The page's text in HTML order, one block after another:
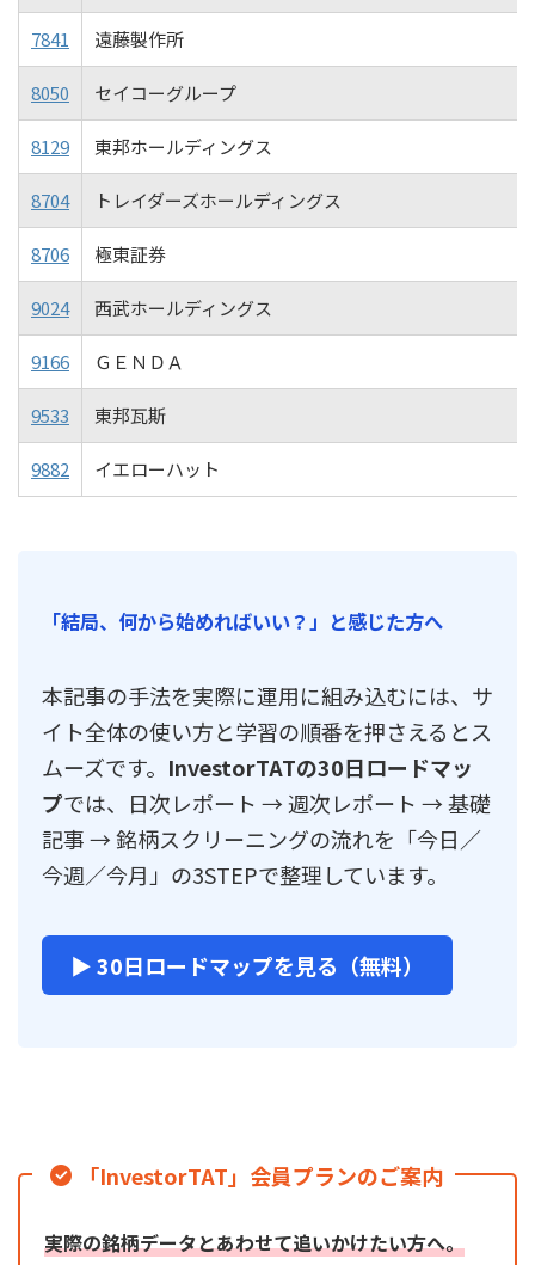
7841 遠藤製作所
8050 セイコーグループ
8129 東邦ホールディングス
8704 トレイダーズホールディングス
8706 極東証券
9024 西武ホールディングス
9166 ＧＥＮＤＡ
9533 東邦瓦斯
9882 イエローハット
「結局、何から始めればいい？」と感じた方へ
本記事の手法を実際に運用に組み込むには、サ
イト全体の使い方と学習の順番を押さえるとス
ムーズです。 InvestorTATの30日ロードマッ
プでは、日次レポート → 週次レポート → 基礎
記事 → 銘柄スクリーニングの流れを「今日／
今週／今月」の3STEPで整理しています。
▶ 30日ロードマップを見る（無料）
「InvestorTAT」会員プランのご案内
実際の銘柄データとあわせて追いかけたい方へ。